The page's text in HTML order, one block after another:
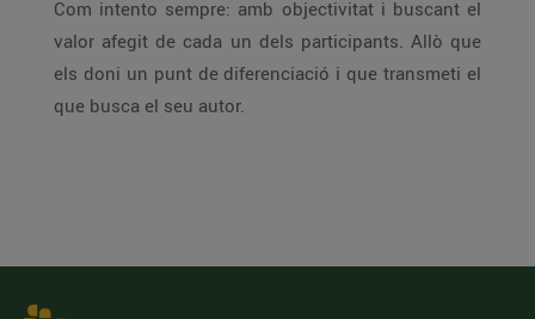
Com intento sempre: amb objectivitat i buscant el
valor afegit de cada un dels participants. Allò que
els doni un punt de diferenciació i que transmeti el
que busca el seu autor.